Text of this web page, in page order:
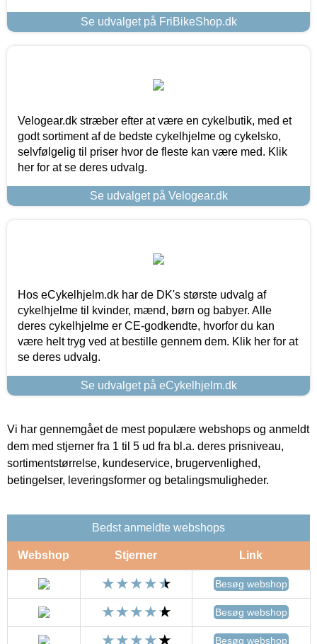
Se udvalget på FriBikeShop.dk
Velogear.dk stræber efter at være en cykelbutik, med et
godt sortiment af de bedste cykelhjelme og cykelsko,
selvfølgelig til priser hvor de fleste kan være med. Klik
her for at se deres udvalg.
Se udvalget på Velogear.dk
Hos eCykelhjelm.dk har de DK's største udvalg af
cykelhjelme til kvinder, mænd, børn og babyer. Alle
deres cykelhjelme er CE-godkendte, hvorfor du kan
være helt tryg ved at bestille gennem dem. Klik her for at
se deres udvalg.
Se udvalget på eCykelhjelm.dk
Vi har gennemgået de mest populære webshops og anmeldt
dem med stjerner fra 1 til 5 ud fra bl.a. deres prisniveau,
sortimentstørrelse, kundeservice, brugervenlighed,
betingelser, leveringsformer og betalingsmuligheder.
Bedst anmeldte webshops
Webshop Stjerner Link
Besøg webshop
Besøg webshop
Besøg webshop